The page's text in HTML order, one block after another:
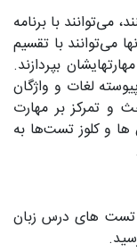
می‌توانند با برنامه
می‌توانند با تقسیم
بپردازند.
لغات و واژگان
و تمرکز بر مهارت
ها و کلوز تست‌ها به
تست های درس زبان